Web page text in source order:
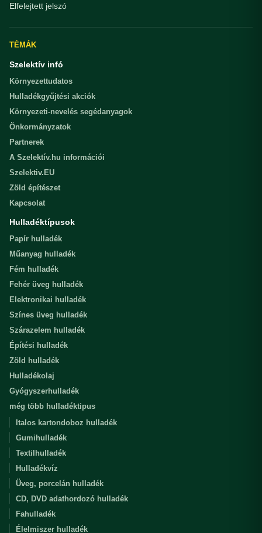
Elfelejtett jelszó
TÉMÁK
Szelektív infó
Környezettudatos
Hulladékgyűjtési akciók
Környezeti-nevelés segédanyagok
Önkormányzatok
Partnerek
A Szelektív.hu információi
Szelektiv.EU
Zöld építészet
Kapcsolat
Hulladéktípusok
Papír hulladék
Műanyag hulladék
Fém hulladék
Fehér üveg hulladék
Elektronikai hulladék
Színes üveg hulladék
Szárazelem hulladék
Építési hulladék
Zöld hulladék
Hulladékolaj
Gyógyszerhulladék
még több hulladéktipus
Italos kartondoboz hulladék
Gumihulladék
Textilhulladék
Hulladékvíz
Üveg, porcelán hulladék
CD, DVD adathordozó hulladék
Fahulladék
Élelmiszer hulladék